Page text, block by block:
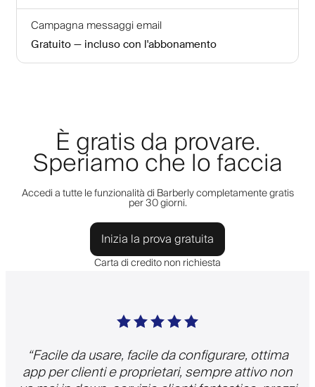
Campagna messaggi email
Gratuito — incluso con l'abbonamento
È gratis da provare.
Speriamo che lo faccia
Accedi a tutte le funzionalità di Barberly completamente gratis
per 30 giorni.
Inizia la prova gratuita
Carta di credito non richiesta
“Facile da usare, facile da configurare, ottima
app per clienti e proprietari, sempre attivo non